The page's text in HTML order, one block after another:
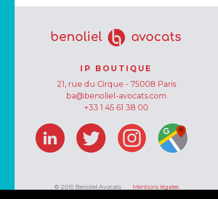
IP BOUTIQUE
21, rue du Cirque - 75008 Paris
ba@benoliel-avocats.com
+33 1 45 61 38 00
© 2019 Benoliel Avocats
Mentions légales